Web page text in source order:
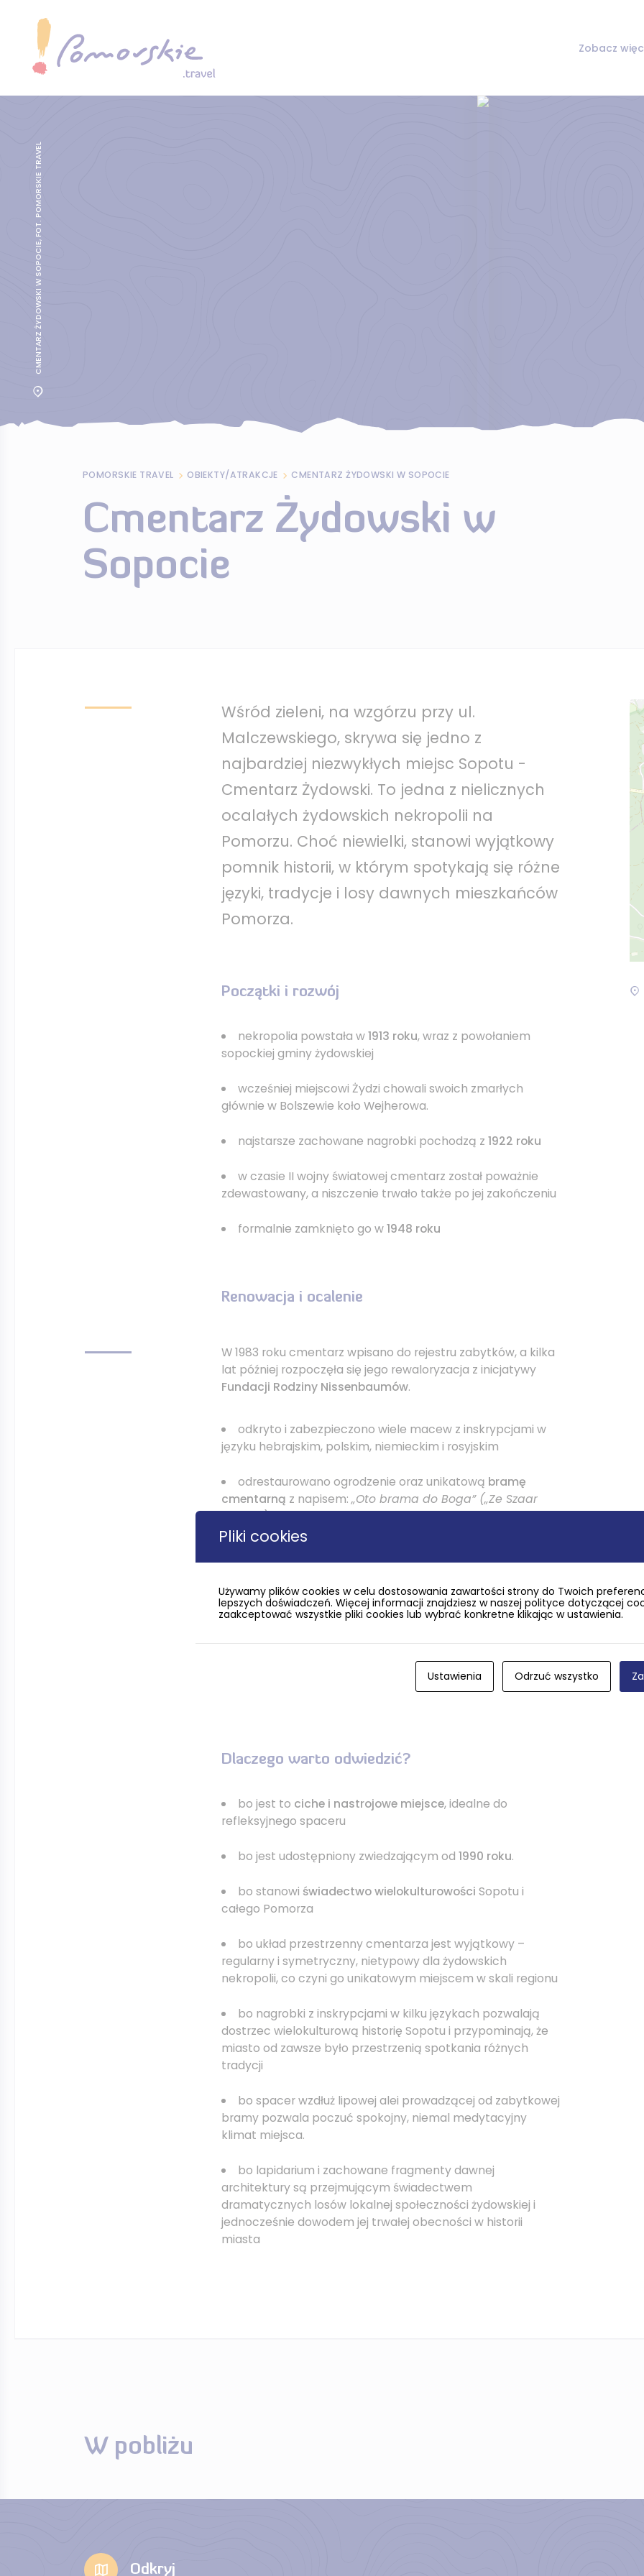
Zobacz
CMENTARZ ŻYDOWSKI W SOPOCIE, FOT. POMORSKIE TRAVEL
POMORSKIE TRAVEL OBIEKTY/ATRAKCJE CMENTARZ ŻYDOWSKI W SOPOCIE
Cmentarz Żydowski w
Sopocie
Wśród zieleni, na wzgórzu przy ul.
Malczewskiego, skrywa się jedno z
najbardziej niezwykłych miejsc Sopotu -
Cmentarz Żydowski. To jedna z nielicznych
ocalałych żydowskich nekropolii na
Pomorzu. Choć niewielki, stanowi wyjątkowy
pomnik historii, w którym spotykają się różne
języki, tradycje i losy dawnych mieszkańców
Pomorza.
Początki i rozwój
nekropolia powstała w1913 roku, wraz z powołaniem
sopockiej gminy żydowskiej
wcześniej miejscowi Żydzi chowali swoich zmarłych
głównie w Bolszewie koło Wejherowa.
najstarsze zachowane nagrobki pochodzą z 1922 roku
w czasie II wojny światowej cmentarz został poważnie
zdewastowany, a niszczenie trwało także po jej zakończeniu
formalnie zamknięto go w1948 roku
Renowacja i ocalenie
W 1983 roku cmentarz wpisano do rejestru zabytków, a kilka
lat później rozpoczęła się jego rewaloryzacja z inicjatywy
Fundacji Rodziny Nissenbaumów.
odkryto i zabezpieczono wiele macew z inskrypcjami w
języku hebrajskim, polskim, niemieckim i rosyjskim
odrestaurowano ogrodzenie oraz unikatową bramę
cmentarną z napisem:„Oto brama do Boga” („Ze Szaar
Elohim”)
mieszkańcach Sopotu i Gdańska
z fragmentów zniszczonych macew utworzono
zachowano także obrys fundamentówdomu
, wybudowanego w 1922 roku.
Dlaczego warto odwiedzić?
bo jest to ciche i nastrojowe miejsce, idealne do
refleksyjnego spaceru
bo jest udostępniony zwiedzającym od 1990 roku.
bo stanowi świadectwo wielokulturowości Sopotu i
całego Pomorza
bo układ przestrzenny cmentarza jest wyjątkowy –
regularny i symetryczny, nietypowy dla żydowskich
nekropolii, co czyni go unikatowym miejscem w skali regionu
bo nagrobki z inskrypcjami w kilku językach pozwalają
dostrzec wielokulturową historię Sopotu i przypominają, że
miasto od zawsze było przestrzenią spotkania różnych
tradycji
bo spacer wzdłuż lipowej alei prowadzącej od zabytkowej
bramy pozwala poczuć spokojny, niemal medytacyjny
klimat miejsca.
bo lapidarium i zachowane fragmenty dawnej
architektury są przejmującym świadectwem
dramatycznych losów lokalnej społeczności żydowskiej i
jednocześnie dowodem jej trwałej obecności w historii
miasta
W pobliżu
Odkryj
Pliki cookies
Używamy plików cookies w celu dostosowania zawartości strony do Twoich
lepszych doświadczeń. Więcej informacji znajdziesz w naszej polityce dotyczącej
zaakceptować wszystkie pliki cookies lub wybrać konkretne klikając w ustawienia.
Ustawienia Odrzuć wszystko